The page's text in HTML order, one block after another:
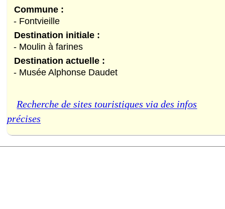
Commune :
- Fontvieille
Destination initiale :
- Moulin à farines
Destination actuelle :
- Musée Alphonse Daudet
Recherche de sites touristiques via des infos
précises